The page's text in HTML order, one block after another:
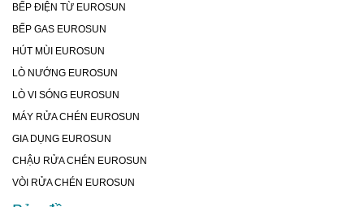
BẾP ĐIỆN TỪ EUROSUN
BẾP GAS EUROSUN
HÚT MÙI EUROSUN
LÒ NƯỚNG EUROSUN
LÒ VI SÓNG EUROSUN
MÁY RỬA CHÉN EUROSUN
GIA DỤNG EUROSUN
CHẬU RỬA CHÉN EUROSUN
VÒI RỬA CHÉN EUROSUN